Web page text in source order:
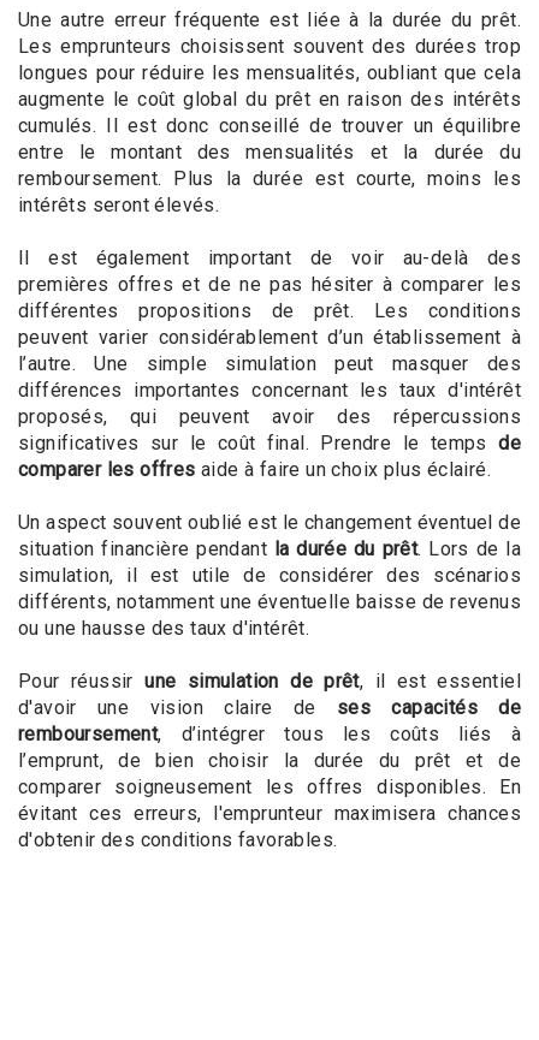
Une autre erreur fréquente est liée à la durée du prêt.
Les emprunteurs choisissent souvent des durées trop
longues pour réduire les mensualités, oubliant que cela
augmente le coût global du prêt en raison des intérêts
cumulés. Il est donc conseillé de trouver un équilibre
entre le montant des mensualités et la durée du
remboursement. Plus la durée est courte, moins les
intérêts seront élevés.
Il est également important de voir au-delà des
premières offres et de ne pas hésiter à comparer les
différentes propositions de prêt. Les conditions
peuvent varier considérablement d’un établissement à
l’autre. Une simple simulation peut masquer des
différences importantes concernant les taux d'intérêt
proposés, qui peuvent avoir des répercussions
significatives sur le coût final. Prendre le tempsde
comparer les offres aide à faire un choix plus éclairé.
Un aspect souvent oublié est le changement éventuel de
situation financière pendant la durée du prêt. Lors de la
simulation, il est utile de considérer des scénarios
différents, notamment une éventuelle baisse de revenus
ou une hausse des taux d'intérêt.
Pour réussirune simulation de prêt, il est essentiel
d'avoir une vision claire de ses capacités de
remboursement, d’intégrer tous les coûts liés à
l’emprunt, de bien choisir la durée du prêt et de
comparer soigneusement les offres disponibles. En
évitant ces erreurs, l'emprunteur maximisera chances
d'obtenir des conditions favorables.